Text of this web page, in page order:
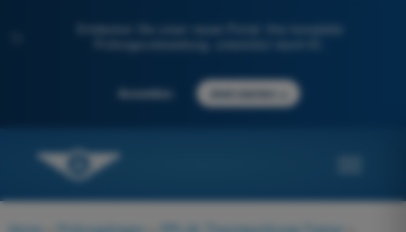
Entdecken Sie unser neues Portal: Ihre komplette
Prüfungsvorbereitung, unterstützt durch KI.
Anmelden Jetzt starten